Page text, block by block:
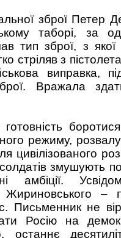
зброї Петер
таборі, за
тип зброї, з
стріляв з
виправка,
Вражала
режиму,
цивілізованого
змушують
амбіції.
Жириновського –
Письменник не
Росію на
останнє